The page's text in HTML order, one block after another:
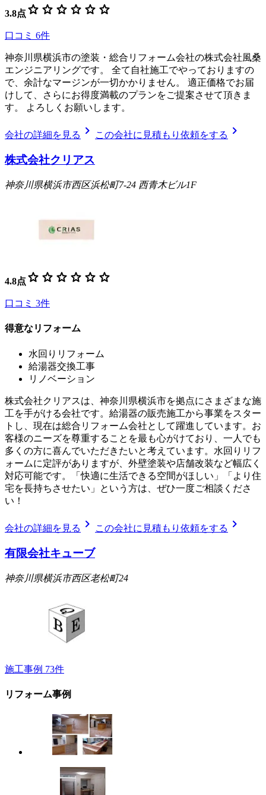
3.8点 star star star star star star
口コミ 6件
神奈川県横浜市の塗装・総合リフォーム会社の株式会社風桑
エンジニアリングです。 全て自社施工でやっておりますの
で、余計なマージンが一切かかりません。 適正価格でお届
けして、さらにお得度満載のプランをご提案させて頂きま
す。 よろしくお願いします。
会社の詳細を見る chevron_right この会社に見積もり依頼をする chevron_right
株式会社クリアス
神奈川県横浜市西区浜松町7-24 西青木ビル1F
4.8点 star star star star star star
口コミ 3件
得意なリフォーム
水回りリフォーム
給湯器交換工事
リノベーション
株式会社クリアスは、神奈川県横浜市を拠点にさまざまな施
工を手がける会社です。給湯器の販売施工から事業をスター
トし、現在は総合リフォーム会社として躍進しています。お
客様のニーズを尊重することを最も心がけており、一人でも
多くの方に喜んでいただきたいと考えています。水回りリフ
ォームに定評がありますが、外壁塗装や店舗改装など幅広く
対応可能です。「快適に生活できる空間がほしい」「より住
宅を長持ちさせたい」という方は、ぜひ一度ご相談くださ
い！
会社の詳細を見る chevron_right この会社に見積もり依頼をする chevron_right
有限会社キューブ
神奈川県横浜市西区老松町24
施工事例 73件
リフォーム事例